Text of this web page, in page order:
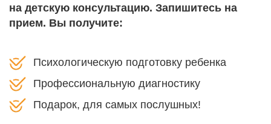
на детскую консультацию. Запишитесь на
прием. Вы получите:
Психологическую подготовку ребенка
Профессиональную диагностику
Подарок, для самых послушных!